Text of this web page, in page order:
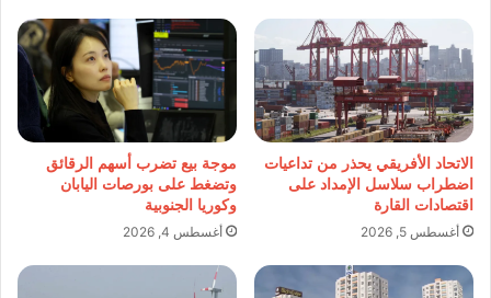
الاتحاد الأفريقي يحذر من تداعيات
اضطراب سلاسل الإمداد على
اقتصادات القارة
أغسطس 5, 2026
موجة بيع تضرب أسهم الرقائق
وتضغط على بورصات اليابان
وكوريا الجنوبية
أغسطس 4, 2026